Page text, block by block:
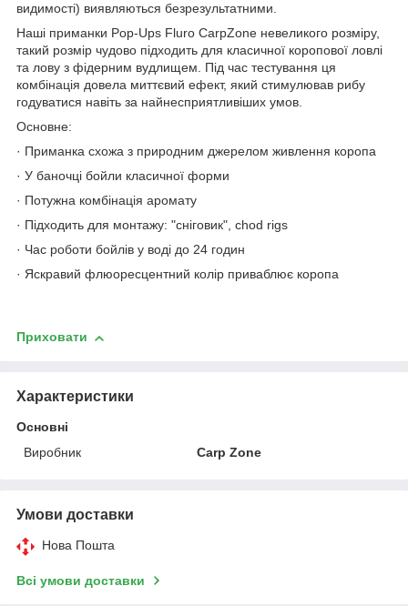
видимості) виявляються безрезультатними.
Наші приманки Pop-Ups Fluro CarpZone невеликого розміру,
такий розмір чудово підходить для класичної коропової ловлі
та лову з фідерним вудлищем. Під час тестування ця
комбінація довела миттєвий ефект, який стимулював рибу
годуватися навіть за найнесприятливіших умов.
Основне:
· Приманка схожа з природним джерелом живлення коропа
· У баночці бойли класичної форми
· Потужна комбінація аромату
· Підходить для монтажу: "сніговик", chod rigs
· Час роботи бойлів у воді до 24 годин
· Яскравий флюоресцентний колір приваблює коропа
Приховати
Характеристики
Основні
Виробник
Carp Zone
Умови доставки
Нова Пошта
Всі умови доставки